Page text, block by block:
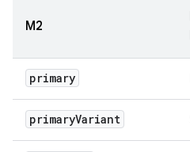
M2
primary
primaryVariant